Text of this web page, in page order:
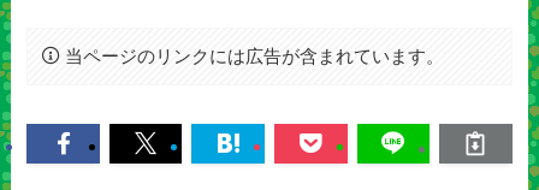
当ページのリンクには広告が含まれています。